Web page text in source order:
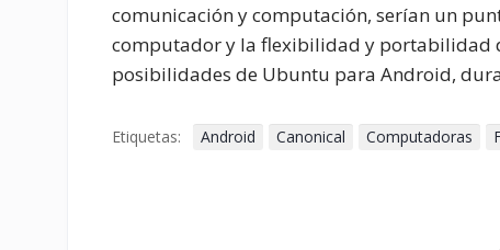
comunicación y computación, serían un
computador y la flexibilidad y portabilidad
posibilidades de Ubuntu para Android,
Etiquetas: Android Canonical Computadoras